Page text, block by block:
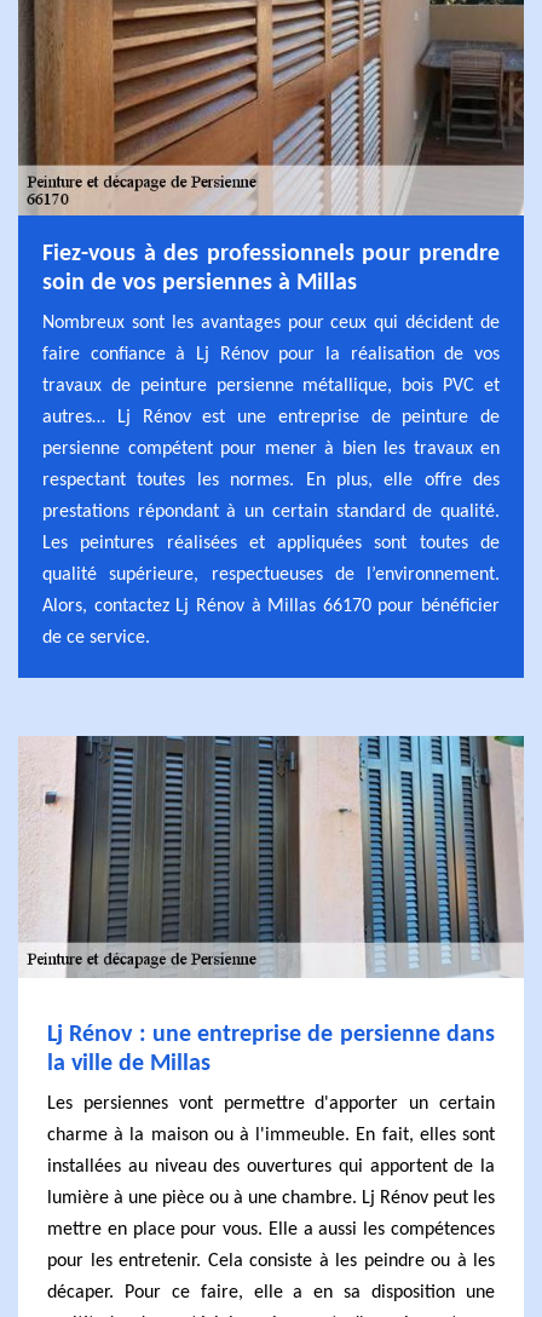
Fiez-vous à des professionnels pour prendre
soin de vos persiennes à Millas
Nombreux sont les avantages pour ceux qui décident de
faire confiance à Lj Rénov pour la réalisation de vos
travaux de peinture persienne métallique, bois PVC et
autres… Lj Rénov est une entreprise de peinture de
persienne compétent pour mener à bien les travaux en
respectant toutes les normes. En plus, elle offre des
prestations répondant à un certain standard de qualité.
Les peintures réalisées et appliquées sont toutes de
qualité supérieure, respectueuses de l’environnement.
Alors, contactez Lj Rénov à Millas 66170 pour bénéficier
de ce service.
Lj Rénov : une entreprise de persienne dans
la ville de Millas
Les persiennes vont permettre d'apporter un certain
charme à la maison ou à l'immeuble. En fait, elles sont
installées au niveau des ouvertures qui apportent de la
lumière à une pièce ou à une chambre. Lj Rénov peut les
mettre en place pour vous. Elle a aussi les compétences
pour les entretenir. Cela consiste à les peindre ou à les
décaper. Pour ce faire, elle a en sa disposition une